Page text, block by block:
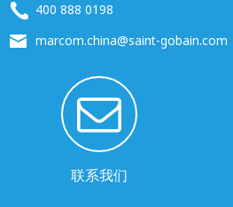
400 888 0198
marcom.china@saint-gobain.com
联系我们